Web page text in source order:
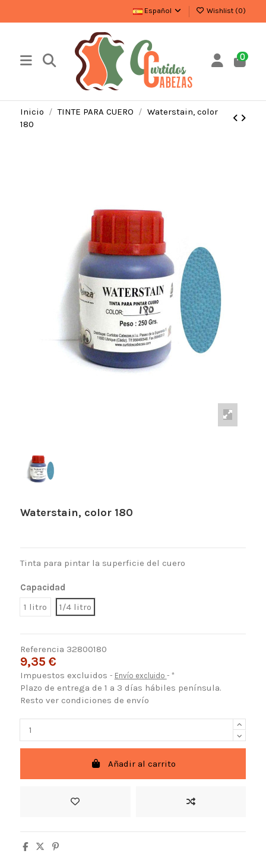
Español Wishlist (0)
0
Inicio TINTE PARA CUERO
Waterstain, color
180
Waterstain, color 180
Tinta para pintar la superficie del cuero
Capacidad
1 litro
1/4 litro
Referencia 32800180
9,35 €
Impuestos excluidos Envío excluido *
Plazo de entrega de 1 a 3 días hábiles península.
Resto ver condiciones de envío
Añadir al carrito